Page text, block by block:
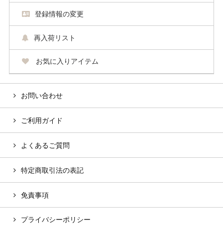
登録情報の変更
再入荷リスト
お気に入りアイテム
お問い合わせ
ご利用ガイド
よくあるご質問
特定商取引法の表記
免責事項
プライバシーポリシー